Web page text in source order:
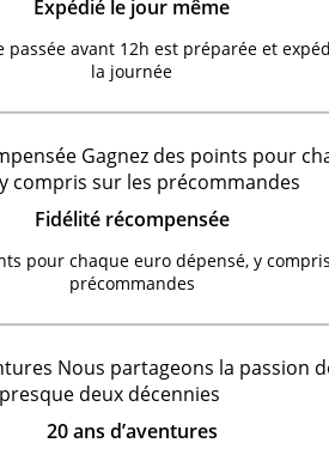
Expédié le jour même
passée avant 12h est préparée et
la journée
Fidélité récompensée
pour chaque euro dépensé, y
précommandes
20 ans d’aventures